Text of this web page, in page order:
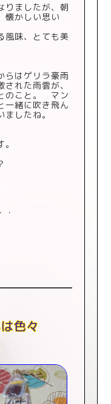
りましたが、朝
かしい思い
風味、とても美
らはゲリラ豪雨
れた雨雲が、
のこと。 マン
一緒に吹き飛ん
したね。
色々